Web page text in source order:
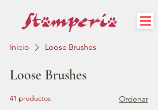
Inicio Loose Brushes
Loose Brushes
41 productos Ordenar